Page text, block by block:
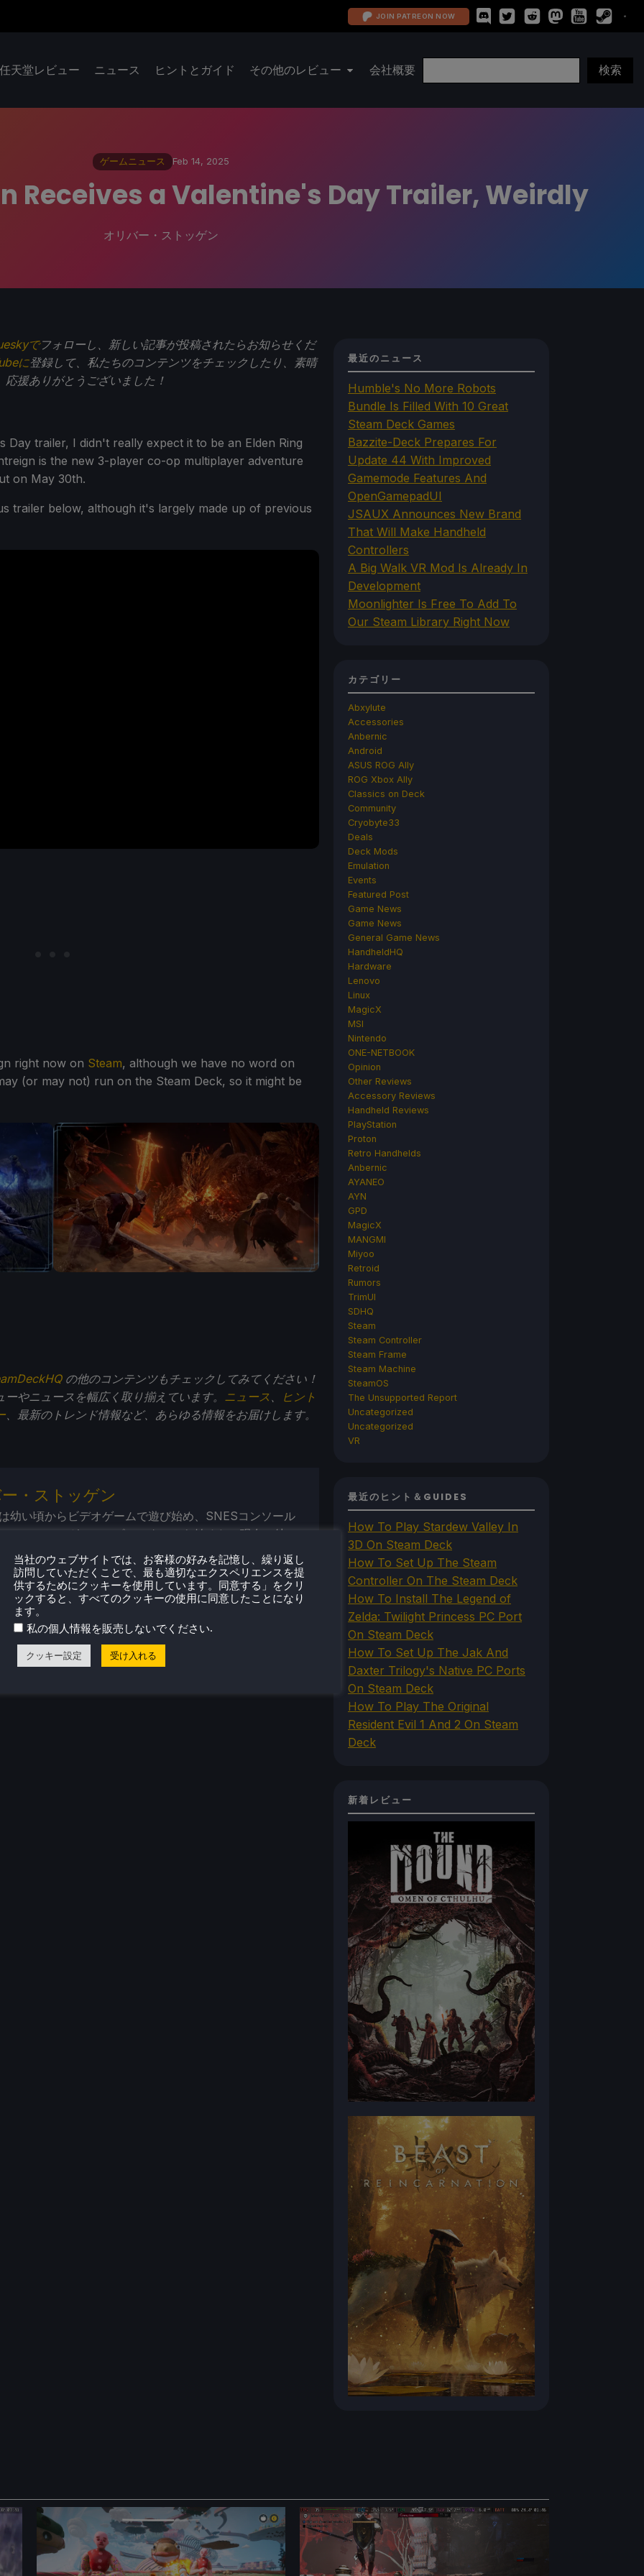
JOIN PATREON NOW
任天堂レビュー ニュース ヒントとガイド その他のレビュー 会社概要
ゲームニュース Feb 14, 2025
Receives a Valentine's Day Trailer, Weirdly
オリバー・ストッゲン
でフォローし、新しい記事が投稿されたらお知らせくだ
に登録して、私たちのコンテンツをチェックしたり、素晴
援ありがとうございました！
Day trailer, I didn't really expect it to be an Elden Ring
is the new 3-player co-op multiplayer adventure
on May 30th.
trailer below, although it's largely made up of previous
right now on Steam, although we have no word on
(or may not) run on the Steam Deck, so it might be
の他のコンテンツもチェックしてみてください！
やニュースを幅広く取り揃えています。 ニュース 、
ヒント
、最新のトレンド情報など、あらゆる情報をお届けします。
・ストッゲン
幼い頃からビデオゲームで遊び始め、SNESコンソール
ル・アミーガ・コンピューターから始めた。現在、彼の
ゲーム機、ポータブルパワーステーション／バンク、ポ
ニターといったポータブルテクノロジーの未来にある。
れらのデバイスをどこまで進化させることができるかと
。
プロフィール
最近のニュース
Humble's No More Robots
Bundle Is Filled With 10 Great
Steam Deck Games
Bazzite-Deck Prepares For
Update 44 With Improved
Gamemode Features And
OpenGamepadUI
JSAUX Announces New Brand
That Will Make Handheld
Controllers
A Big Walk VR Mod Is Already In
Development
Moonlighter Is Free To Add To
Our Steam Library Right Now
カテゴリー
Abxylute
Accessories
Anbernic
Android
ASUS ROG Ally
ROG Xbox Ally
Classics on Deck
Community
Cryobyte33
Deals
Deck Mods
Emulation
Events
Featured Post
Game News
Game News
General Game News
HandheldHQ
Hardware
Lenovo
Linux
MagicX
MSI
Nintendo
ONE-NETBOOK
Opinion
Other Reviews
Accessory Reviews
Handheld Reviews
PlayStation
Proton
Retro Handhelds
Anbernic
AYANEO
AYN
GPD
MagicX
MANGMI
Miyoo
Retroid
Rumors
TrimUI
SDHQ
Steam
Steam Controller
Steam Frame
Steam Machine
SteamOS
The Unsupported Report
Uncategorized
Uncategorized
VR
最近のヒント＆GUIDES
How To Play Stardew Valley In
3D On Steam Deck
How To Set Up The Steam
Controller On The Steam Deck
How To Install The Legend of
Zelda: Twilight Princess PC Port
On Steam Deck
How To Set Up The Jak And
Daxter Trilogy's Native PC Ports
On Steam Deck
How To Play The Original
Resident Evil 1 And 2 On Steam
Deck
新着レビュー
当社のウェブサイトでは、お客様の好みを記憶し、繰り返し
訪問していただくことで、最も適切なエクスペリエンスを提
供するためにクッキーを使用しています。同意する」をクリ
ックすると、すべてのクッキーの使用に同意したことになり
ます。
私の個人情報を販売しないでください.
クッキー設定 受け入れる